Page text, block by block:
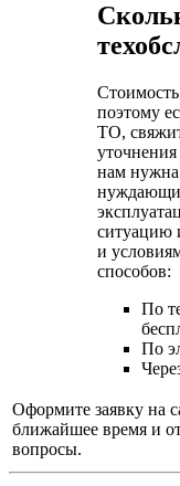
Стоимость
поэтому
ТО,
нам нужна
ситуацию
и
способов:
По
По
Оформите заявку на
ближайшее время и
вопросы.